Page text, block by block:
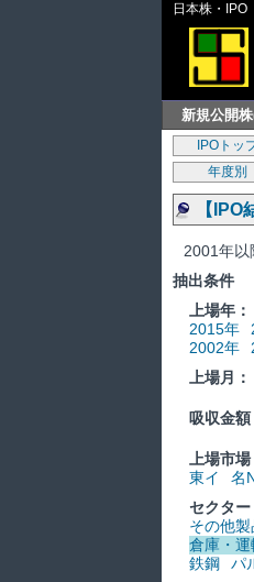
日本株・IPO
新規公開
IPOトッ
年度別
【
2001年以
抽出条件
上場年：
2015年
2002年
上場月：
吸収金額
上場市場
東イ
名
セクター
その他製
倉庫・
鉄鋼
パ